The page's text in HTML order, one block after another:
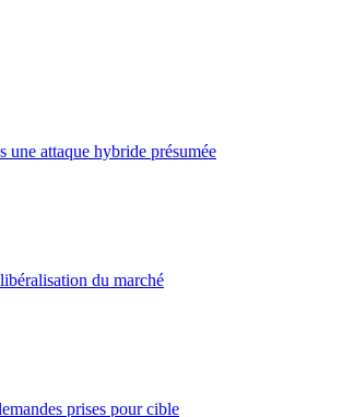
attaque hybride présumée
du marché
prises pour cible